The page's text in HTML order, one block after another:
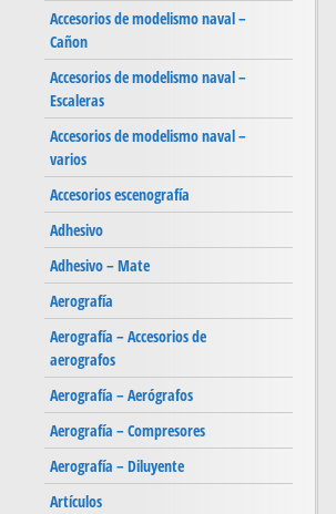
Accesorios de modelismo naval –
Cañon
Accesorios de modelismo naval –
Escaleras
Accesorios de modelismo naval –
varios
Accesorios escenografía
Adhesivo
Adhesivo – Mate
Aerografía
Aerografía – Accesorios de
aerografos
Aerografía – Aerógrafos
Aerografía – Compresores
Aerografía – Diluyente
Artículos